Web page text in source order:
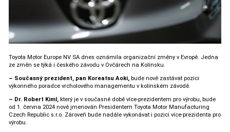
Toyota Motor Europe NV SA dnes oznámila organizační změny v Evropě. Jedna
ze změn se týká i českého závodu v Ovčárech na Kolínsku.
– Současný prezident, pan Koreatsu Aoki,bude nově zastávat pozici
výkonného poradce vrcholového managementu v kolínském závodě.
– Dr. Robert Kiml,který je v současné době více-prezidentem pro výrobu, bude
od 1. června 2024 nově jmenován Presidentem Toyota Motor Manufacturing
Czech Republic s.r.o. Zároveň bude nadále vykonávat i pozici více-prezidenta pro
výrobu.